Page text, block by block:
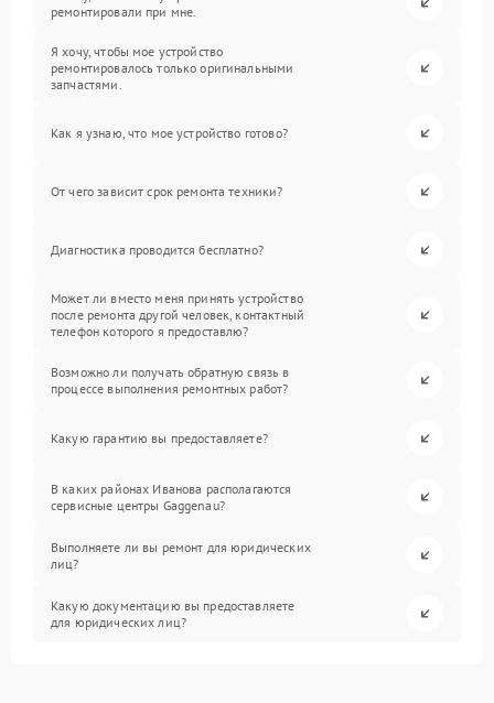
ремонтировали при мне.
Я хочу, чтобы мое устройство
ремонтировалось только оригинальными
запчастями.
Как я узнаю, что мое устройство готово?
От чего зависит срок ремонта техники?
Диагностика проводится бесплатно?
Может ли вместо меня принять устройство
после ремонта другой человек, контактный
телефон которого я предоставлю?
Возможно ли получать обратную связь в
процессе выполнения ремонтных работ?
Какую гарантию вы предоставляете?
В каких районах Иванова располагаются
сервисные центры Gaggenau?
Выполняете ли вы ремонт для юридических
лиц?
Какую документацию вы предоставляете
для юридических лиц?